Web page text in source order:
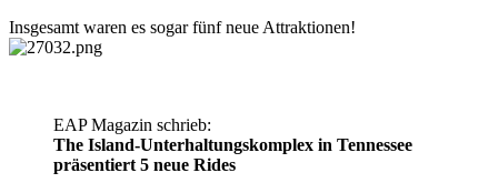
Insgesamt waren es sogar fünf neue Attraktionen!
EAP Magazin schrieb:
The Island-Unterhaltungskomplex in Tennessee
präsentiert 5 neue Rides